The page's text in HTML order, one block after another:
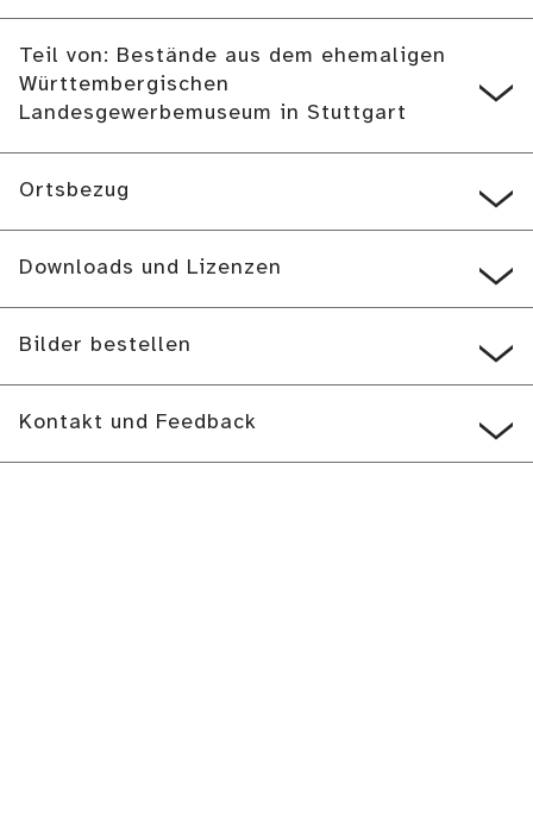
Teil von: Bestände aus dem ehemaligen
Württembergischen
Landesgewerbemuseum in Stuttgart
Ortsbezug
Downloads und Lizenzen
Bilder bestellen
Kontakt und Feedback